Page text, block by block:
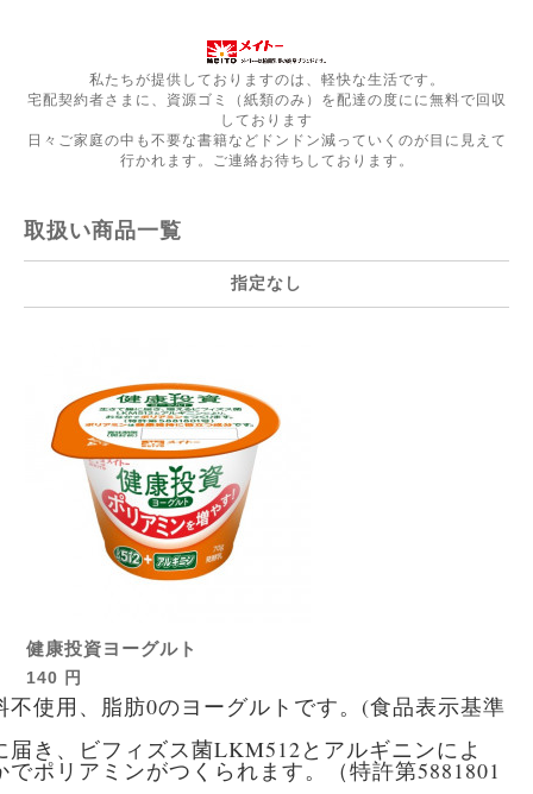
私たちが提供しておりますのは、軽快な生活です。
宅配契約者さまに、資源ゴミ（紙類のみ）を配達の度にに無料で回収
しております
日々ご家庭の中も不要な書籍などドンドン減っていくのが目に見えて
行かれます。ご連絡お待ちしております。
取扱い商品一覧
指定なし
健康投資ヨーグルト
140 円
不使用、脂肪0のヨーグルトです。(食品表示基準
届き、ビフィズス菌LKM512とアルギニンによ
でポリアミンがつくられます。（特許第5881801